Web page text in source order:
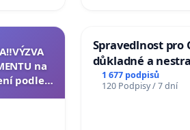
na
podle §
Spravedlnost pro
důkladné a
1 677 podpisů
120 Podpisy / 7 dní